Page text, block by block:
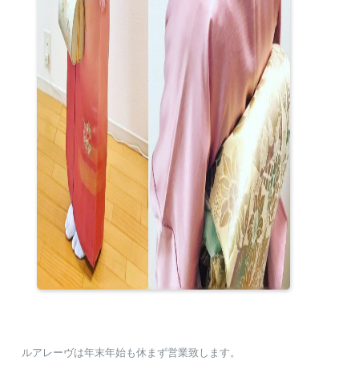
ルアレーヴは年末年始も休まず営業致します。